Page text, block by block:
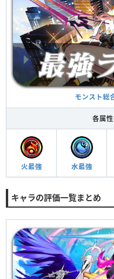
モンスト総
各属
火最強 水最強
キャラの評価一覧まとめ